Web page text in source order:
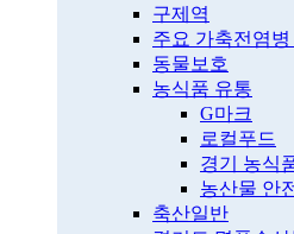
구제역
주요 가축전염병
동물보호
농식품 유통
G마크
로컬푸드
경기 농식
농산물 안
축산일반